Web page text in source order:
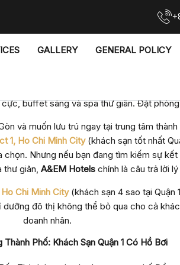
GALLERY GENERAL POLICY
buffet sáng và spa thư giãn. Đặt
và muốn lưu trú ngay tại trung tâm
1, Ho Chi Minh City(khách sạn tốt nhất
chọn. Nhưng nếu bạn đang tìm kiếm sự
giãn, A&EM Hotelschính là câu trả lời
Chi Minh City(khách sạn 4 sao tại Quận
dưỡng đô thị không thể bỏ qua cho cả
doanh nhân.
Phố: Khách Sạn Quận 1 Có Hồ Bơi